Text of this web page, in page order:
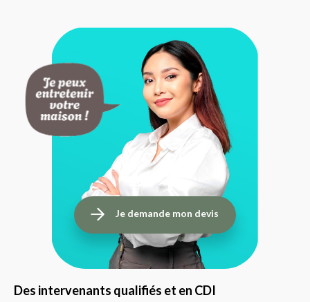
Je demande mon devis
Des intervenants qualifiés et en CDI